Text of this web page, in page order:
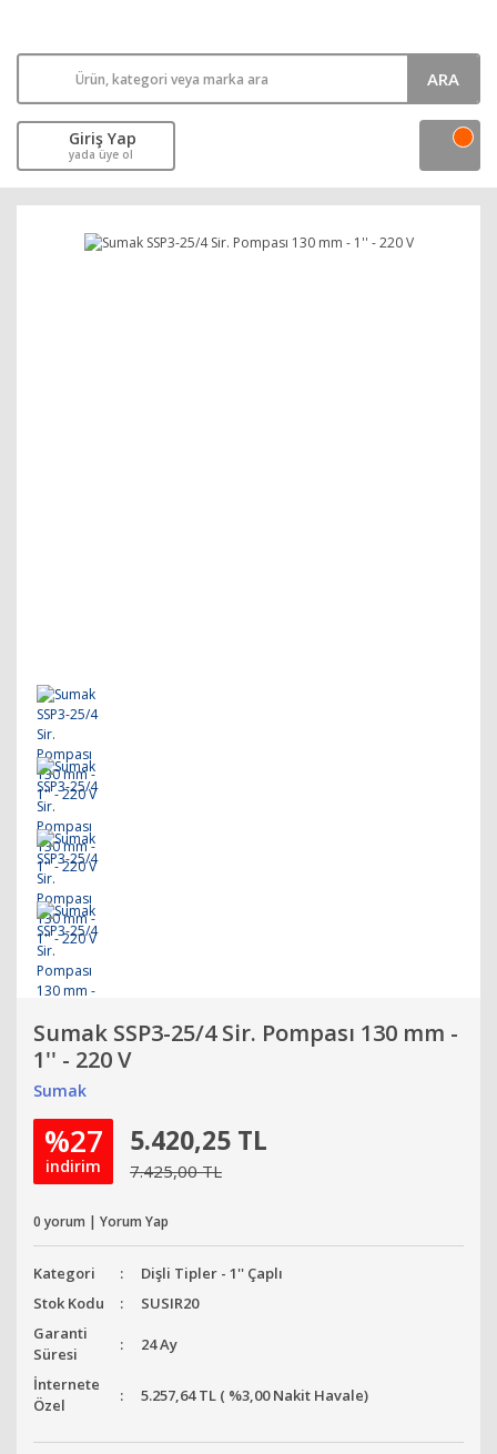
ARA
Giriş Yap
yada üye ol
Sumak SSP3-25/4 Sir. Pompası 130 mm -
1'' - 220 V
Sumak
%27
indirim
5.420,25 TL
7.425,00 TL
0 yorum | Yorum Yap
Kategori
Dişli Tipler - 1'' Çaplı
Stok Kodu
SUSIR20
Garanti
Süresi
24 Ay
İnternete
Özel
5.257,64 TL ( %3,00 Nakit Havale)